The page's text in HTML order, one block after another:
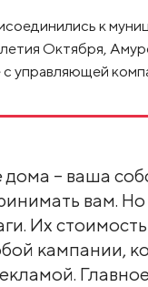
к
Октября,
управляющей
– ваша
вам.
Их
кампании,